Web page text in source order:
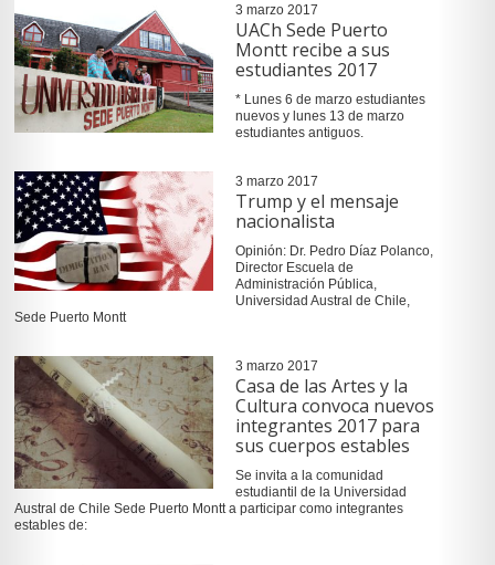
3 marzo 2017
UACh Sede Puerto
Montt recibe a sus
estudiantes 2017
* Lunes 6 de marzo estudiantes
nuevos y lunes 13 de marzo
estudiantes antiguos.
3 marzo 2017
Trump y el mensaje
nacionalista
Opinión: Dr. Pedro Díaz Polanco,
Director Escuela de
Administración Pública,
Universidad Austral de Chile,
Sede Puerto Montt
3 marzo 2017
Casa de las Artes y la
Cultura convoca nuevos
integrantes 2017 para
sus cuerpos estables
Se invita a la comunidad
estudiantil de la Universidad
Austral de Chile Sede Puerto Montt a participar como integrantes
estables de: